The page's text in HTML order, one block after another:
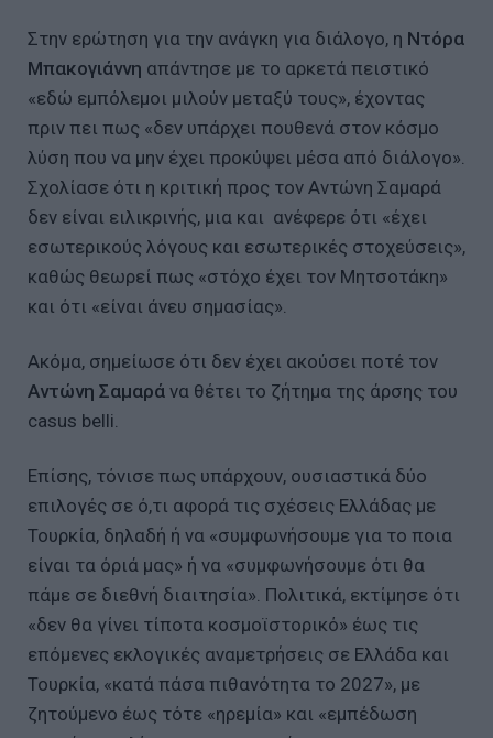
Στην ερώτηση για την ανάγκη για διάλογο, η Ντόρα
Μπακογιάννη απάντησε με το αρκετά πειστικό
«εδώ εμπόλεμοι μιλούν μεταξύ τους», έχοντας
πριν πει πως «δεν υπάρχει πουθενά στον κόσμο
λύση που να μην έχει προκύψει μέσα από διάλογο».
Σχολίασε ότι η κριτική προς τον Αντώνη Σαμαρά
δεν είναι ειλικρινής, μια και ανέφερε ότι «έχει
εσωτερικούς λόγους και εσωτερικές στοχεύσεις»,
καθώς θεωρεί πως «στόχο έχει τον Μητσοτάκη»
και ότι «είναι άνευ σημασίας».
Ακόμα, σημείωσε ότι δεν έχει ακούσει ποτέ τον
Αντώνη Σαμαρά να θέτει το ζήτημα της άρσης του
casus belli.
Επίσης, τόνισε πως υπάρχουν, ουσιαστικά δύο
επιλογές σε ό,τι αφορά τις σχέσεις Ελλάδας με
Τουρκία, δηλαδή ή να «συμφωνήσουμε για το ποια
είναι τα όριά μας» ή να «συμφωνήσουμε ότι θα
πάμε σε διεθνή διαιτησία». Πολιτικά, εκτίμησε ότι
«δεν θα γίνει τίποτα κοσμοϊστορικό» έως τις
επόμενες εκλογικές αναμετρήσεις σε Ελλάδα και
Τουρκία, «κατά πάσα πιθανότητα το 2027», με
ζητούμενο έως τότε «ηρεμία» και «εμπέδωση